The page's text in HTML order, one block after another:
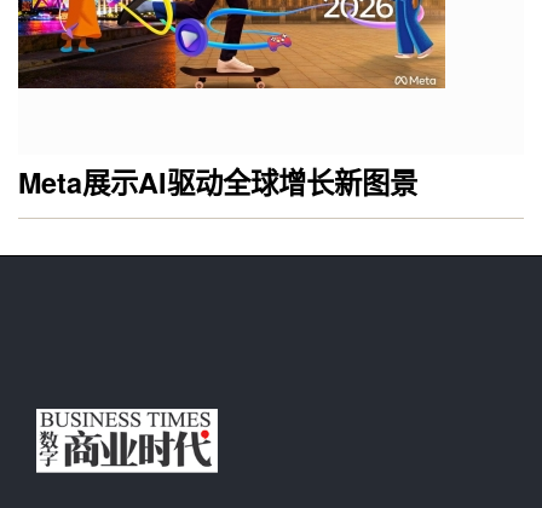
Meta展示AI驱动全球增长新图景